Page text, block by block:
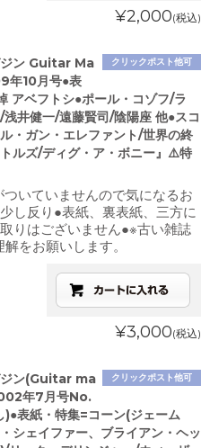
¥2,000(税込)
クリックポスト他可
ジン Guitar Ma
10月号●表
アベフトシ●ポール・コゾフ/ラ
浅井健一/遠藤賢司/陰陽座 他●スコ
・ガン・エレファント/世界の終
ルズ/ディグ・ア・ボニー』⚠️特
いていませんので気になるお
し反り●表紙、裏表紙、三方に
りはございません●※古い雑誌
をお願いします。
¥3,000(税込)
クリックポスト他可
ジン(Guitar ma
年7月号No.
表紙・特集=コーン(ジェーム
シェイファー、ブライアン・ヘッ